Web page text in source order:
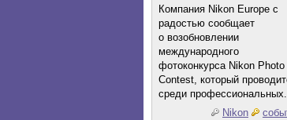
Компания Nikon Europe с
радостью сообщает
о возобновлении
международного
фотоконкурса Nikon Photo
Contest, который
среди
Nikon